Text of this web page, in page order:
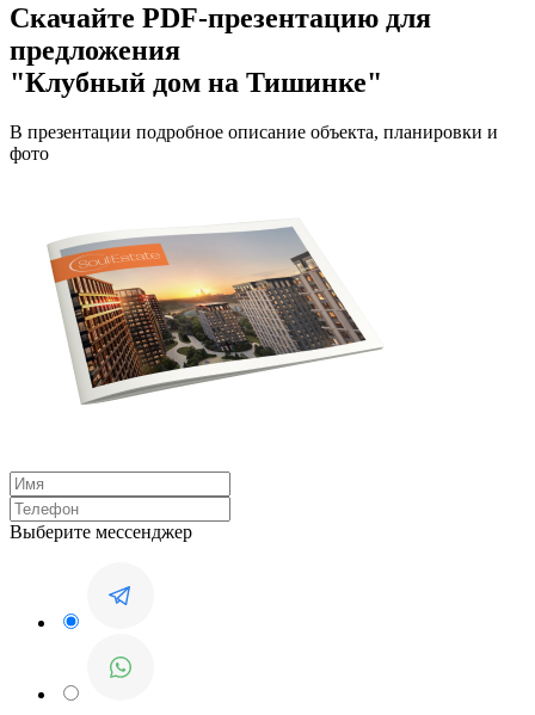
Скачайте PDF-презентацию для
предложения
"Клубный дом на Тишинке"
В презентации подробное описание объекта, планировки и
фото
Выберите мессенджер